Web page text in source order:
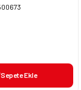
Sepete Ekle